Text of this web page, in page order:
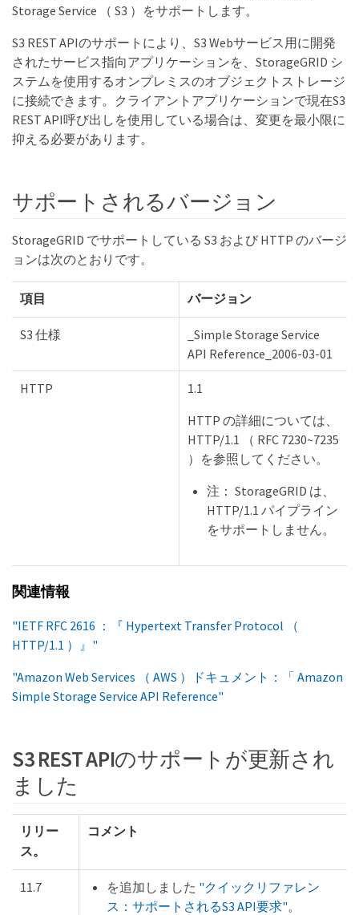
Storage Service （ S3 ）をサポートします。
S3 REST APIのサポートにより、S3 Webサービス用に開発
されたサービス指向アプリケーションを、StorageGRID シ
ステムを使用するオンプレミスのオブジェクトストレージ
に接続できます。クライアントアプリケーションで現在S3
REST API呼び出しを使用している場合は、変更を最小限に
抑える必要があります。
サポートされるバージョン
StorageGRID でサポートしている S3 および HTTP のバージ
ョンは次のとおりです。
項目 バージョン
S3 仕様
_Simple Storage Service
API Reference_2006-03-01
HTTP
1.1
HTTP の詳細については、
HTTP/1.1 （ RFC 7230~7235
）を参照してください。
注： StorageGRID は、
HTTP/1.1 パイプライン
をサポートしません。
関連情報
"IETF RFC 2616 ：『 Hypertext Transfer Protocol （
HTTP/1.1 ）』"
"Amazon Web Services （ AWS ）ドキュメント：「 Amazon
Simple Storage Service API Reference"
S3 REST APIのサポートが更新され
ました
リリー
ス。
コメント
11.7 を追加しました "クイックリファレン
ス：サポートされるS3 API要求"。